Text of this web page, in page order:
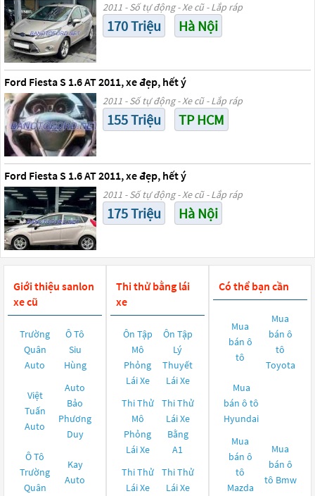
2011 - Số tự động - Xe cũ - Lắp ráp
170 Triệu Hà Nội
Ford Fiesta S 1.6 AT 2011, xe đẹp, hết ý
2011 - Số tự động - Xe cũ - Lắp ráp
155 Triệu TP HCM
Ford Fiesta S 1.6 AT 2011, xe đẹp, hết ý
2011 - Số tự động - Xe cũ - Lắp ráp
175 Triệu Hà Nội
Giới thiệu sanlon
xe cũ
Trường
Quân
Auto
Ô Tô
Siu
Hùng
Việt
Tuấn
Auto
Auto
Bảo
Phương
Duy
Ô Tô
Trường
Quân
Kay
Auto
Thi thử bằng lái
xe
Ôn Tập
Mô
Phỏng
Lái Xe
Ôn Tập
Lý
Thuyết
Lái Xe
Thi Thử
Mô
Phỏng
Lái Xe
Thi Thử
Lái Xe
Bằng
A1
Thi Thử
Lái Xe
Thi Thử
Lái Xe
Có thể bạn cần
Mua
bán ô
tô
Mua
bán ô
tô
Toyota
Mua
bán ô tô
Hyundai
Mua
bán ô
tô
Mazda
Mua
bán ô
tô Bmw